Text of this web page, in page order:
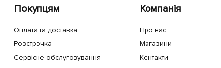
Покупцям
Оплата та доставка
Розстрочка
Сервісне обслуговування
Компанія
Про нас
Магазини
Контакти